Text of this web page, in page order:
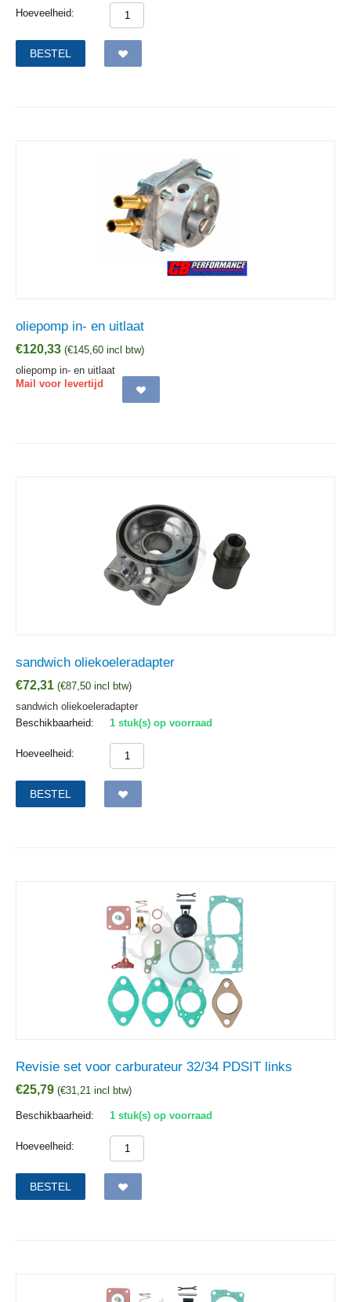
Hoeveelheid:
BESTEL
oliepomp in- en uitlaat
€120,33 (€145,60 incl btw)
oliepomp in- en uitlaat
Mail voor levertijd
sandwich oliekoeleradapter
€72,31 (€87,50 incl btw)
sandwich oliekoeleradapter
Beschikbaarheid:
1 stuk(s) op voorraad
Hoeveelheid:
BESTEL
Revisie set voor carburateur 32/34 PDSIT links
€25,79 (€31,21 incl btw)
Beschikbaarheid: 1 stuk(s) op voorraad
Hoeveelheid:
BESTEL